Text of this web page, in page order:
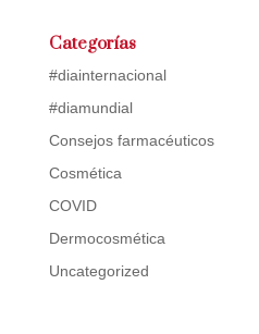
Categorías
#diainternacional
#diamundial
Consejos farmacéuticos
Cosmética
COVID
Dermocosmética
Uncategorized